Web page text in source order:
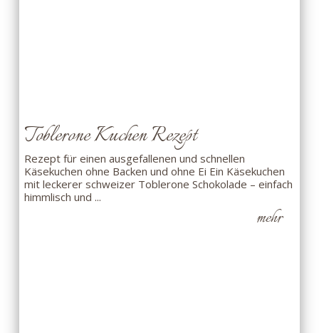
Toblerone Kuchen Rezept
Rezept für einen ausgefallenen und schnellen
Käsekuchen ohne Backen und ohne Ei Ein Käsekuchen
mit leckerer schweizer Toblerone Schokolade – einfach
himmlisch und ...
mehr